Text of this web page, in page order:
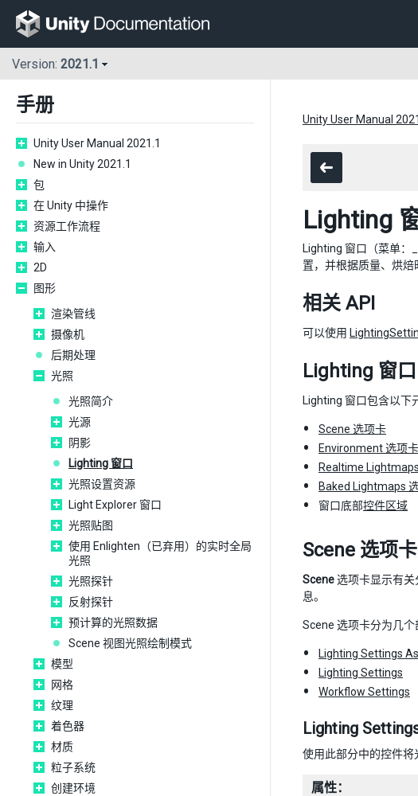
Version: 2021.1
手册
Unity User Manual 2021.1
New in Unity 2021.1
包
在 Unity 中操作
资源工作流程
输入
2D
图形
渲染管线
摄像机
后期处理
光照
光照简介
光源
阴影
Lighting 窗口
光照设置资源
Light Explorer 窗口
光照贴图
使用 Enlighten（已弃用）的实时全局
光照
光照探针
反射探针
预计算的光照数据
Scene 视图光照绘制模式
模型
网格
纹理
着色器
材质
粒子系统
创建环境
Unity User Manual
Lighting
Lighting 窗口（菜单：
置，并根据质量、烘焙
相关 API
可以使用
Lighting 窗
Lighting 窗口包含以下
Scene 选项卡
Environment 选项卡
Realtime
Baked Lightmaps
窗口底部控件区域
Scene 选项卡
Scene选项卡显示有
息。
Scene 选项卡分为几个
Lighting Settings
Lighting Settings
Workflow Settings
Lighting
使用此部分中的控件将
属性：